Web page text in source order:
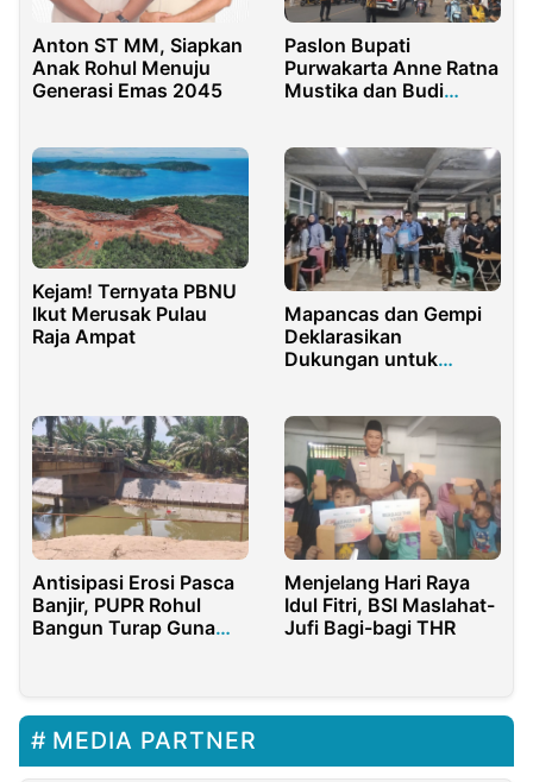
Anton ST MM, Siapkan
Anak Rohul Menuju
Generasi Emas 2045
Paslon Bupati
Purwakarta Anne Ratna
Mustika dan Budi
Pendaftaran Meriah ke
KPU
Kejam! Ternyata PBNU
Ikut Merusak Pulau
Raja Ampat
Mapancas dan Gempi
Deklarasikan
Dukungan untuk
Purwakarta
Antisipasi Erosi Pasca
Banjir, PUPR Rohul
Bangun Turap Guna
Menjelang Hari Raya
Idul Fitri, BSI Maslahat-
Jufi Bagi-bagi THR
MEDIA PARTNER